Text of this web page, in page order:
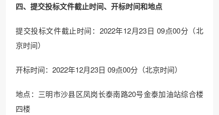
四、提交投标文件截止时间、开标时间和地点
提交投标文件截止时间：2022年12月23日 09点00分（北
京时间）
开标时间：2022年12月23日 09点00分（北京时间）
地点：三明市沙县区凤岗长泰南路20号金泰加油站综合楼
四楼